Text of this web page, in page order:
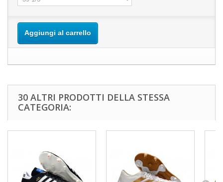
Aggiungi al carrello
30 ALTRI PRODOTTI DELLA STESSA
CATEGORIA: